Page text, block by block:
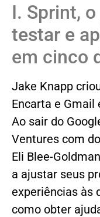
I. Sprint,
testar e
em cinco
Jake Knapp
Encarta e Gmail
Ao sair do
Ventures com
Eli Blee-
a ajustar seus
experiências às
como obter